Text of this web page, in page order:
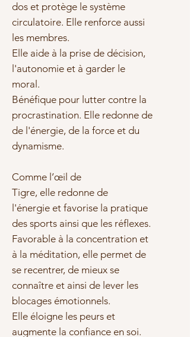
dos et protège le système
circulatoire. Elle renforce aussi
les membres.
Elle aide à la prise de décision,
l'autonomie et à garder le
moral.
Bénéfique pour lutter contre la
procrastination. Elle redonne de
de l'énergie, de la force et du
dynamisme.
Comme l’œil de
Tigre, elle redonne de
l'énergie et favorise la pratique
des sports ainsi que les réflexes.
Favorable à la concentration et
à la méditation, elle permet de
se recentrer, de mieux se
connaître et ainsi de lever les
blocages émotionnels.
Elle éloigne les peurs et
augmente la confiance en soi.